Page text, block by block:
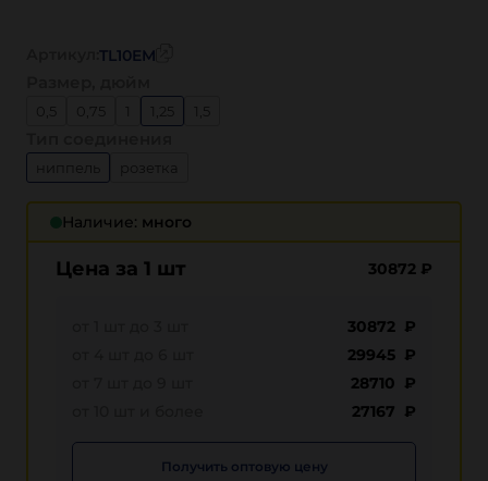
Наличие: много
Цена за 1 шт 30872 ₽
30872 ₽
29945 ₽
28710 ₽
27167 ₽
Получить оптовую цену
TL10EM
0,75